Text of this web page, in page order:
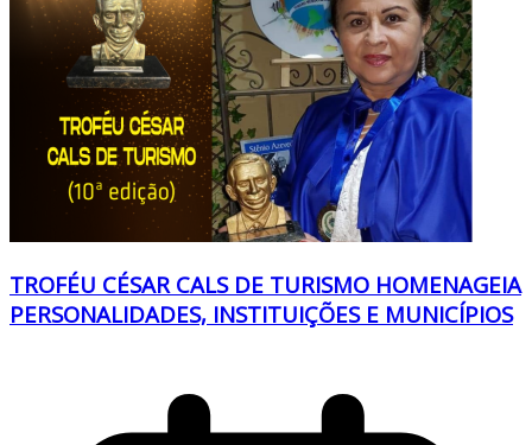
TROFÉU CÉSAR CALS DE TURISMO HOMENAGEIA
PERSONALIDADES, INSTITUIÇÕES E MUNICÍPIOS